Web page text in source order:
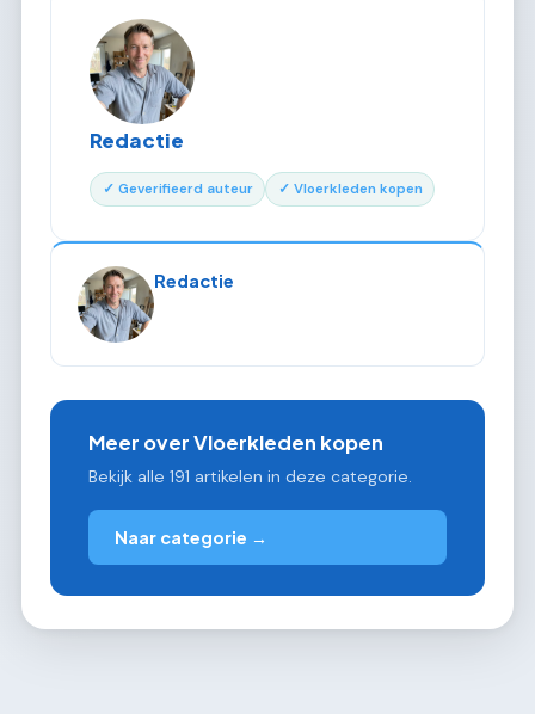
Redactie
✓ Geverifieerd auteur ✓ Vloerkleden kopen
Redactie
Meer over Vloerkleden kopen
Bekijk alle 191 artikelen in deze categorie.
Naar categorie →